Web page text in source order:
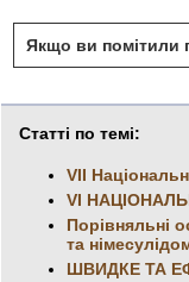
Якщо ви помітили
Статті по темі:
VII
VI
Порівняльні
та
ШВИДКЕ ТА